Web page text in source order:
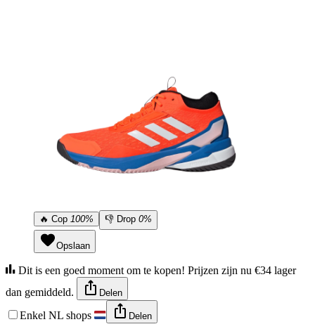
🔥 Cop 100% 👎 Drop 0%
Opslaan
Dit is een goed moment om te kopen! Prijzen zijn nu €34 lager
dan gemiddeld.
Delen
Enkel NL shops Delen